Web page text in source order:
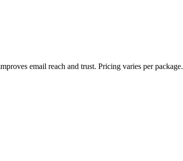
email reach and trust. Pricing varies per package.